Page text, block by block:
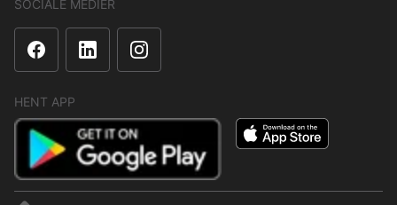
SOCIALE MEDIER
HENT APP